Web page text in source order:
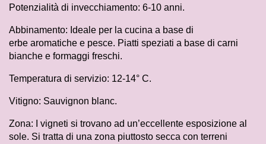
Potenzialità di invecchiamento: 6-10 anni.
Abbinamento: Ideale per la cucina a base di
erbe aromatiche e pesce. Piatti speziati a base di carni
bianche e formaggi freschi.
Temperatura di servizio: 12-14° C.
Vitigno: Sauvignon blanc.
Zona: I vigneti si trovano ad un’eccellente esposizione al
sole. Si tratta di una zona piuttosto secca con terreni